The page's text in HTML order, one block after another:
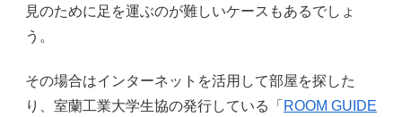
見のために足を運ぶのが難しいケースもあるでしょ
う。
その場合はインターネットを活用して部屋を探した
り、室蘭工業大学生協の発行している「 ROOM GUIDE